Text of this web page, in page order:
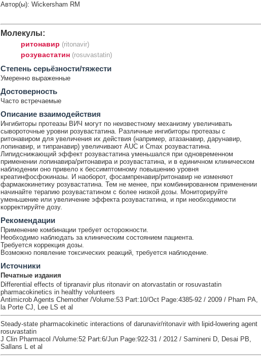
Автор(ы): Wickersham RM
Молекулы:
ритонавир (ritonavir)
розувастатин (rosuvastatin)
Cтепень серьёзности/тяжести
Умеренно выраженные
Достоверность
Часто встречаемые
Описание взаимодействия
Ингибиторы протеазы ВИЧ могут по неизвестному механизму увеличивать
сывороточные уровни розувастатина. Различные ингибиторы протеазы с
ритонавиром для увеличения их действия (например, атазанавир, дарунавир,
лопинавир, и типранавир) увеличивают AUC и Cmax розувастатина.
Липидснижающий эффект розувастатина уменьшался при одновременном
применении лопинавира/ритонавира и розувастатина, и в единичном клиническом
наблюдении оно привело к бессимптомному повышению уровня
креатинфосфокиназы. И наоборот, фосампренавир/ритонавир не изменяют
фармакокинетику розувастатина. Тем не менее, при комбинированном применении
начинайте терапию розувастатином с более низкой дозы. Мониторируйте
уменьшение или увеличение эффекта розувастатина, и при необходимости
корректируйте дозу.
Рекомендации
Применение комбинации требует осторожности.
Необходимо наблюдать за клиническим состоянием пациента.
Требуется коррекция дозы.
Возможно появление токсических реакций, требуется наблюдение.
Источники
Печатные издания
Differential effects of tipranavir plus ritonavir on atorvastatin or rosuvastatin
pharmacokinetics in healthy volunteers
Antimicrob Agents Chemother /Volume:53 Part:10/Oct Page:4385-92 / 2009 / Pham PA,
la Porte CJ, Lee LS et al
Steady-state pharmacokinetic interactions of darunavir/ritonavir with lipid-lowering agent
rosuvastatin
J Clin Pharmacol /Volume:52 Part:6/Jun Page:922-31 / 2012 / Samineni D, Desai PB,
Sallans L et al